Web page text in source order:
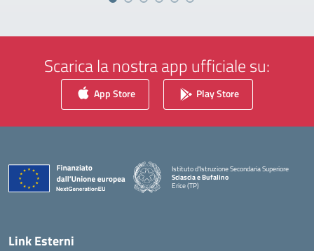
Scarica la nostra app ufficiale su:
App Store Play Store
Istituto d'Istruzione Secondaria Superiore
Sciascia e Bufalino
Erice (TP)
Link Esterni